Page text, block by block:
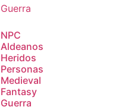
NPC
Aldeanos
Heridos
Personas
Medieval
Fantasy
Guerra